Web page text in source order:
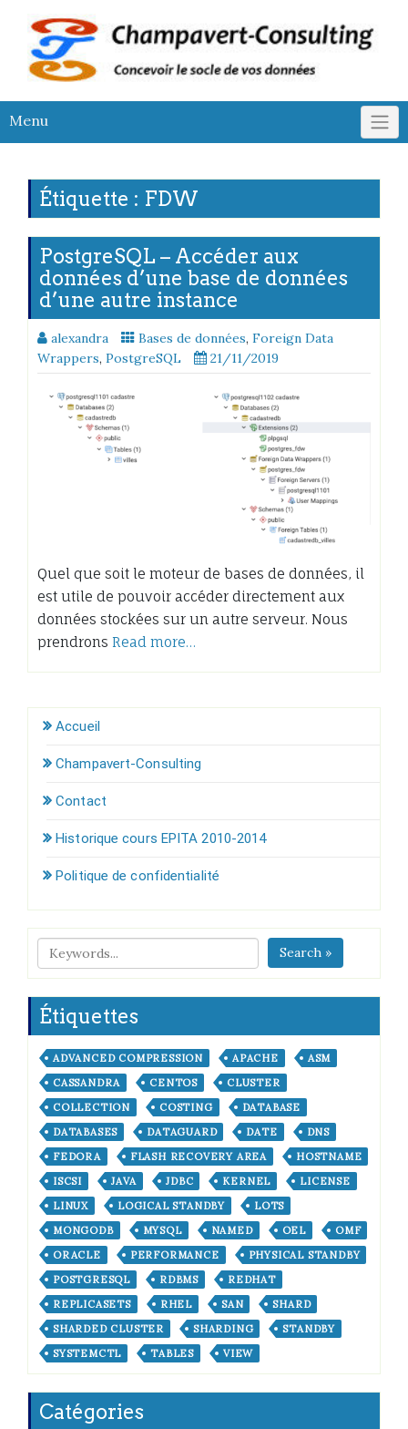
content
Menu
Étiquette : FDW
PostgreSQL – Accéder aux
données d’une base de données
d’une autre instance
alexandra Bases de données, Foreign Data
Wrappers, PostgreSQL 21/11/2019
Quel que soit le moteur de bases de données, il
est utile de pouvoir accéder directement aux
données stockées sur un autre serveur. Nous
prendrons Read more…
Accueil
Champavert-Consulting
Contact
Historique cours EPITA 2010-2014
Politique de confidentialité
Search »
Étiquettes
ADVANCED COMPRESSION APACHE
ASM
CASSANDRA
CENTOS
CLUSTER
COLLECTION
COSTING
DATABASE
DATABASES
DATAGUARD DATE
DNS
FEDORA
FLASH RECOVERY AREA
HOSTNAME
ISCSI
JAVA JDBC KERNEL
LICENSE
LINUX
LOGICAL STANDBY
LOTS
MONGODB
MYSQL NAMED OEL
OMF
ORACLE
PERFORMANCE
PHYSICAL STANDBY
POSTGRESQL
RDBMS
REDHAT
REPLICASETS
RHEL SAN
SHARD
SHARDED CLUSTER
SHARDING
STANDBY
SYSTEMCTL
TABLES VIEW
Catégories